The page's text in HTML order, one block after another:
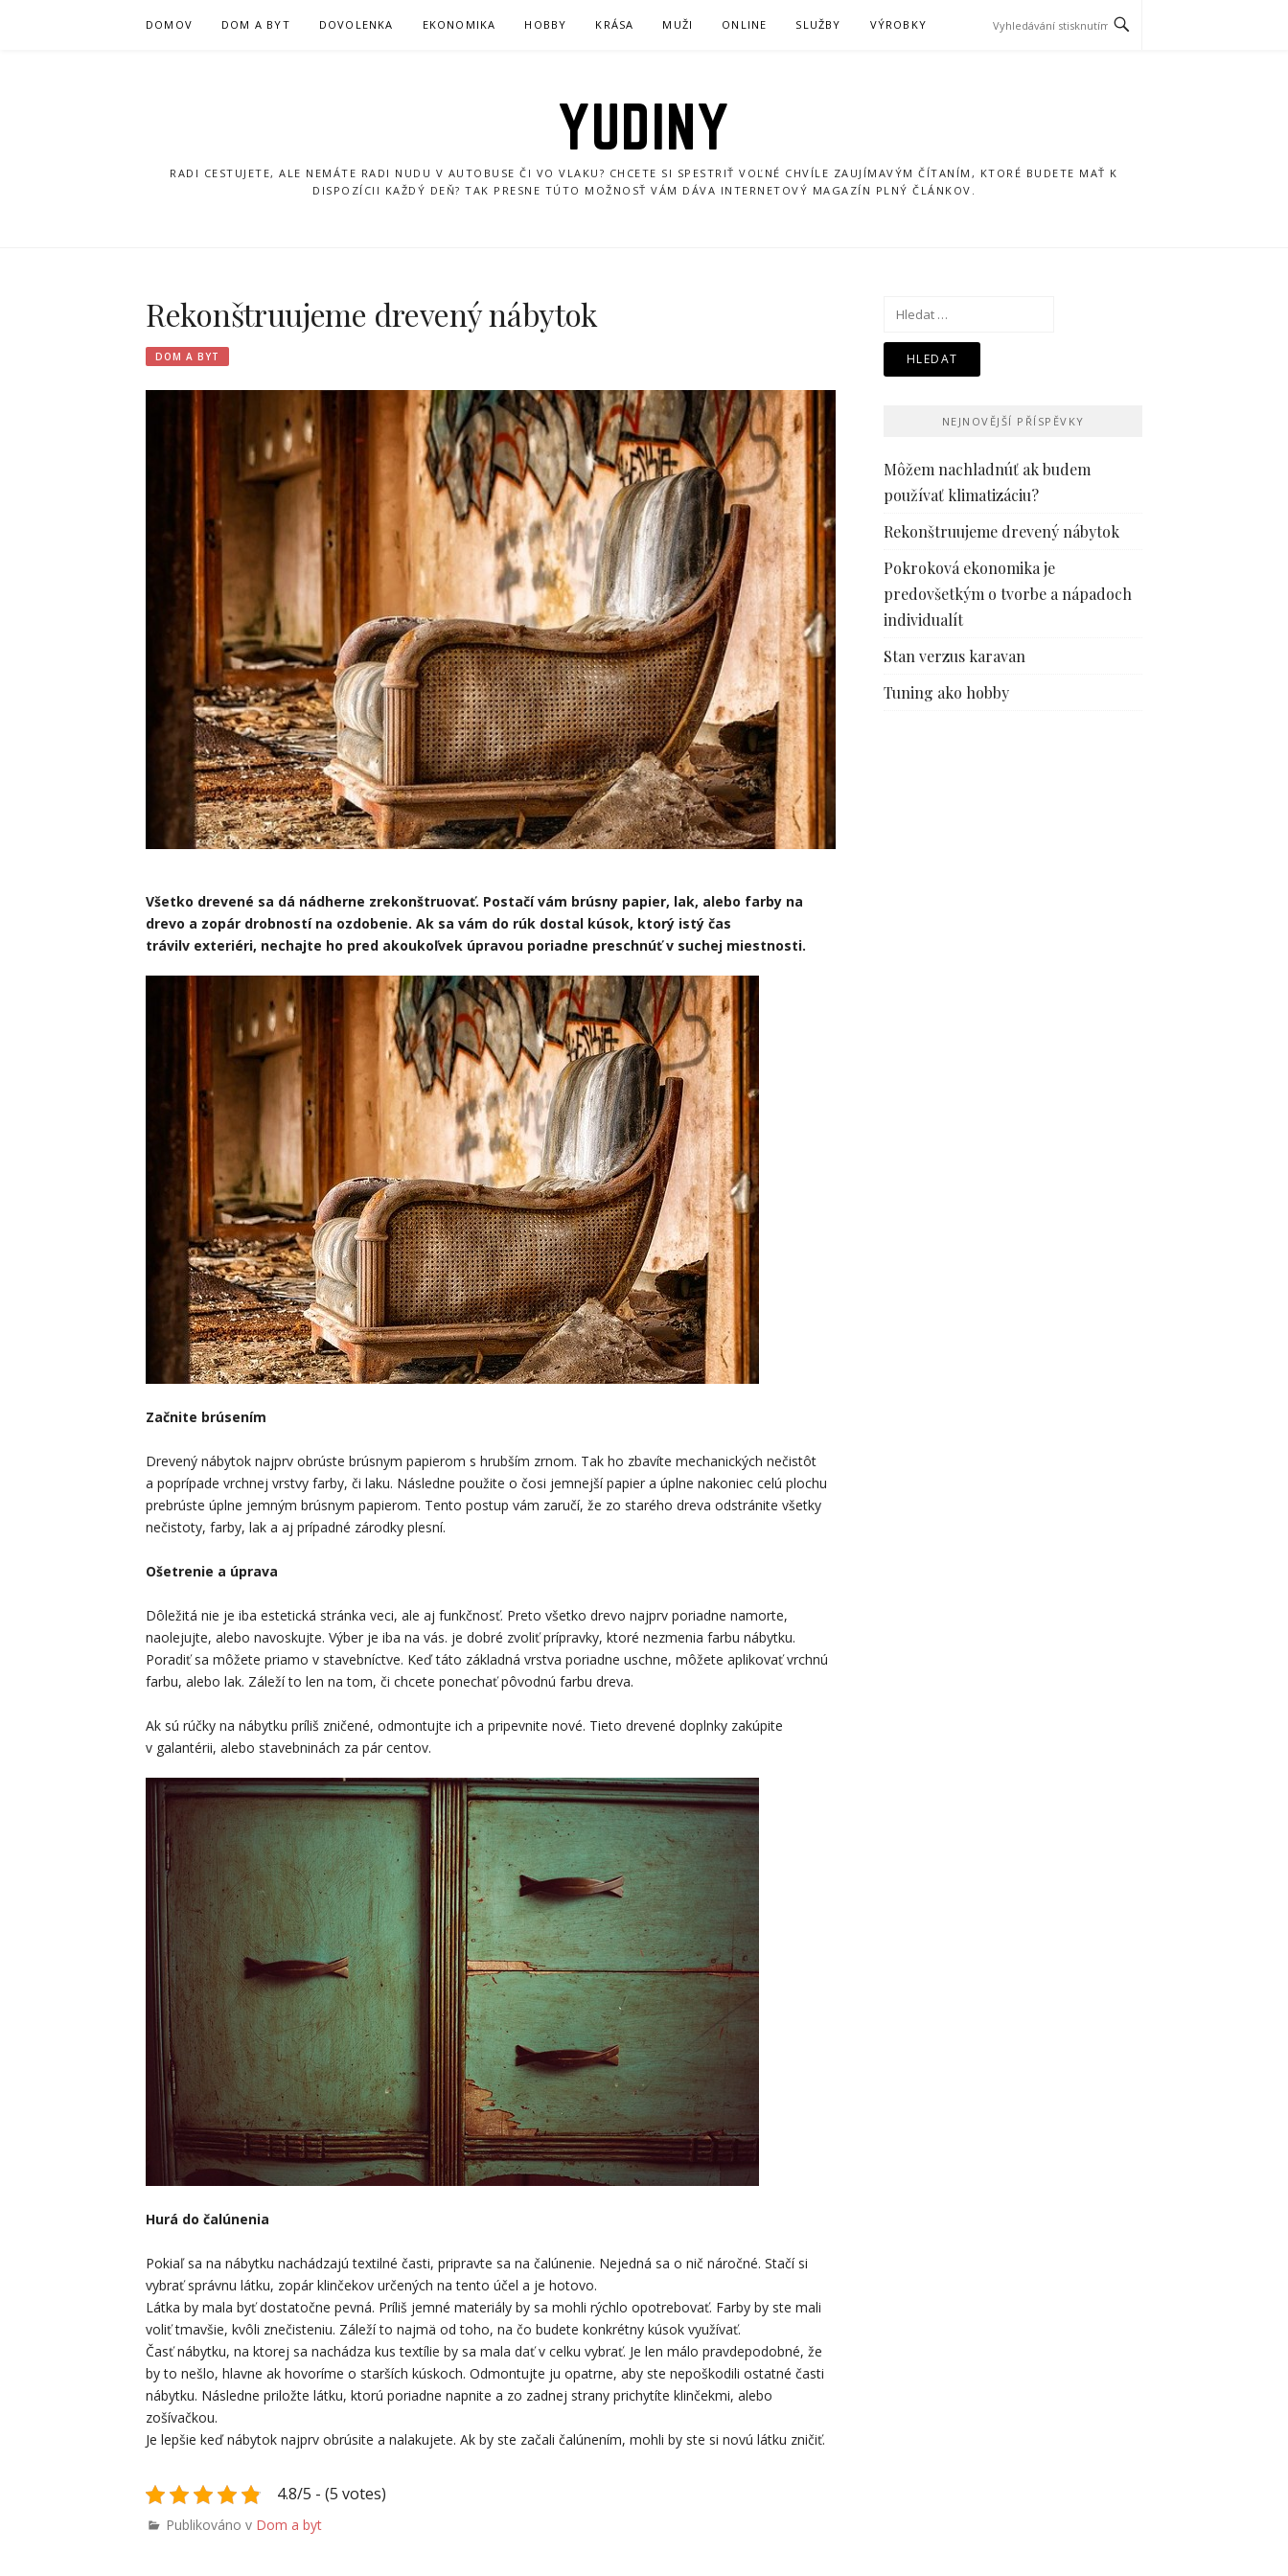
DOMOV DOM A BYT DOVOLENKA EKONOMIKA HOBBY KRÁSA MUŽI ONLINE SLUŽBY VÝROBKY
YUDINY
RADI CESTUJETE, ALE NEMÁTE RADI NUDU V AUTOBUSE ČI VO VLAKU? CHCETE SI SPESTRIŤ VOĽNÉ CHVÍLE ZAUJÍMAVÝM ČÍTANÍM, KTORÉ BUDETE MAŤ K
DISPOZÍCII KAŽDÝ DEŇ? TAK PRESNE TÚTO MOŽNOSŤ VÁM DÁVA INTERNETOVÝ MAGAZÍN PLNÝ ČLÁNKOV.
Rekonštruujeme drevený nábytok
DOM A BYT
Všetko drevené sa dá nádherne zrekonštruovať. Postačí vám brúsny papier, lak, alebo farby na
drevo a zopár drobností na ozdobenie. Ak sa vám do rúk dostal kúsok, ktorý istý čas
trávilv exteriéri, nechajte ho pred akoukoľvek úpravou poriadne preschnúť v suchej miestnosti.
Začnite brúsením
Drevený nábytok najprv obrúste brúsnym papierom s hrubším zrnom. Tak ho zbavíte mechanických nečistôt
a poprípade vrchnej vrstvy farby, či laku. Následne použite o čosi jemnejší papier a úplne nakoniec celú plochu
prebrúste úplne jemným brúsnym papierom. Tento postup vám zaručí, že zo starého dreva odstránite všetky
nečistoty, farby, lak a aj prípadné zárodky plesní.
Ošetrenie a úprava
Dôležitá nie je iba estetická stránka veci, ale aj funkčnosť. Preto všetko drevo najprv poriadne namorte,
naolejujte, alebo navoskujte. Výber je iba na vás. je dobré zvoliť prípravky, ktoré nezmenia farbu nábytku.
Poradiť sa môžete priamo v stavebníctve. Keď táto základná vrstva poriadne uschne, môžete aplikovať vrchnú
farbu, alebo lak. Záleží to len na tom, či chcete ponechať pôvodnú farbu dreva.
Ak sú rúčky na nábytku príliš zničené, odmontujte ich a pripevnite nové. Tieto drevené doplnky zakúpite
v galantérii, alebo stavebninách za pár centov.
Hurá do čalúnenia
Pokiaľ sa na nábytku nachádzajú textilné časti, pripravte sa na čalúnenie. Nejedná sa o nič náročné. Stačí si
vybrať správnu látku, zopár klinčekov určených na tento účel a je hotovo.
Látka by mala byť dostatočne pevná. Príliš jemné materiály by sa mohli rýchlo opotrebovať. Farby by ste mali
voliť tmavšie, kvôli znečisteniu. Záleží to najmä od toho, na čo budete konkrétny kúsok využívať.
Časť nábytku, na ktorej sa nachádza kus textílie by sa mala dať v celku vybrať. Je len málo pravdepodobné, že
by to nešlo, hlavne ak hovoríme o starších kúskoch. Odmontujte ju opatrne, aby ste nepoškodili ostatné časti
nábytku. Následne priložte látku, ktorú poriadne napnite a zo zadnej strany prichytíte klinčekmi, alebo
zošívačkou.
Je lepšie keď nábytok najprv obrúsite a nalakujete. Ak by ste začali čalúnením, mohli by ste si novú látku zničiť.
4.8/5 - (5 votes)
Publikováno v Dom a byt
Vyhledávání
NEJNOVĚJŠÍ PŘÍSPĚVKY
Môžem nachladnúť ak budem
používať klimatizáciu?
Rekonštruujeme drevený nábytok
Pokroková ekonomika je
predovšetkým o tvorbe a nápadoch
individualít
Stan verzus karavan
Tuning ako hobby